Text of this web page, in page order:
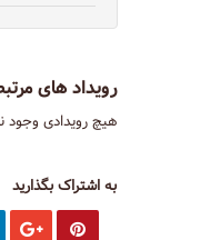
رویداد های
هیچ رویدادی وجود
به اشتراک بگذارید